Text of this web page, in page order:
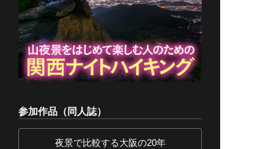
参加作品（同人誌）
夜景で比較する大阪の20年